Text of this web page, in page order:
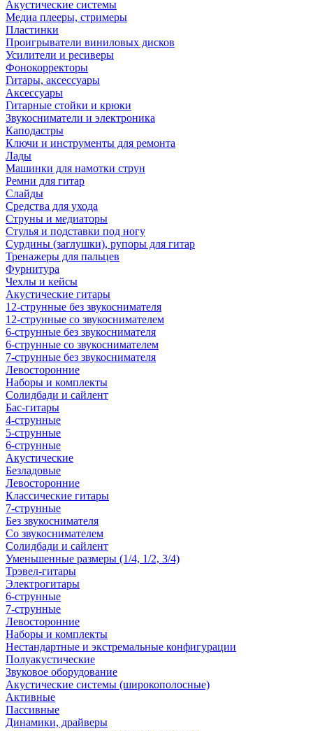
Акустические системы
Медиа плееры, стримеры
Пластинки
Проигрыватели виниловых дисков
Усилители и ресиверы
Фонокорректоры
Гитары, аксессуары
Аксессуары
Гитарные стойки и крюки
Звукосниматели и электроника
Каподастры
Ключи и инструменты для ремонта
Лады
Машинки для намотки струн
Ремни для гитар
Слайды
Средства для ухода
Струны и медиаторы
Стулья и подставки под ногу
Сурдины (заглушки), рупоры для гитар
Тренажеры для пальцев
Фурнитура
Чехлы и кейсы
Акустические гитары
12-струнные без звукоснимателя
12-струнные со звукоснимателем
6-струнные без звукоснимателя
6-струнные со звукоснимателем
7-струнные без звукоснимателя
Левосторонние
Наборы и комплекты
Солидбади и сайлент
Бас-гитары
4-струнные
5-струнные
6-струнные
Акустические
Безладовые
Левосторонние
Классические гитары
7-струнные
Без звукоснимателя
Со звукоснимателем
Солидбади и сайлент
Уменьшенные размеры (1/4, 1/2, 3/4)
Трэвел-гитары
Электрогитары
6-струнные
7-струнные
Левосторонние
Наборы и комплекты
Нестандартные и экстремальные конфигурации
Полуакустические
Звуковое оборудование
Акустические системы (широкополосные)
Активные
Пассивные
Динамики, драйверы